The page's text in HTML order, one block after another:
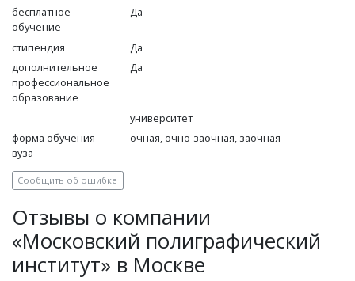
бесплатное
обучение
Да
стипендия
Да
дополнительное
профессиональное
образование
Да
университет
форма обучения
вуза
очная, очно-заочная, заочная
Сообщить об ошибке
Отзывы о компании
«Московский полиграфический
институт» в Москве